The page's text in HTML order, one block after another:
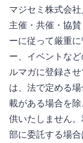
マジセミ株式会
主催・共催・協
ーに従って厳重
ー、イベントな
ルマガに登録さ
は、法で定める
載がある場合を
供いたしません
部に委託する場